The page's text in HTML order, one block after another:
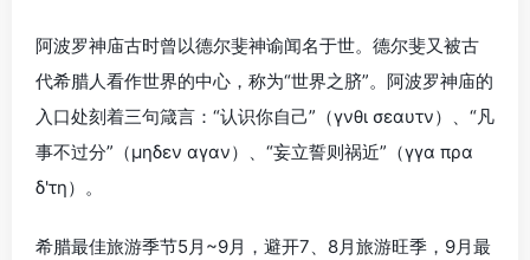
阿波罗神庙古时曾以德尔斐神谕闻名于世。德尔斐又被古
代希腊人看作世界的中心，称为“世界之脐”。阿波罗神庙的
入口处刻着三句箴言：“认识你自己”（γνθι σεαυτν）、“凡
事不过分”（μηδεν αγαν）、“妄立誓则祸近”（γγα πρα
δ'τη）。
希腊最佳旅游季节5月~9月，避开7、8月旅游旺季，9月最